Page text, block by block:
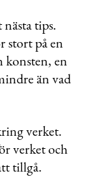
tips.
stort på en
konsten, en
än vad
verket.
verket och
tillgå.